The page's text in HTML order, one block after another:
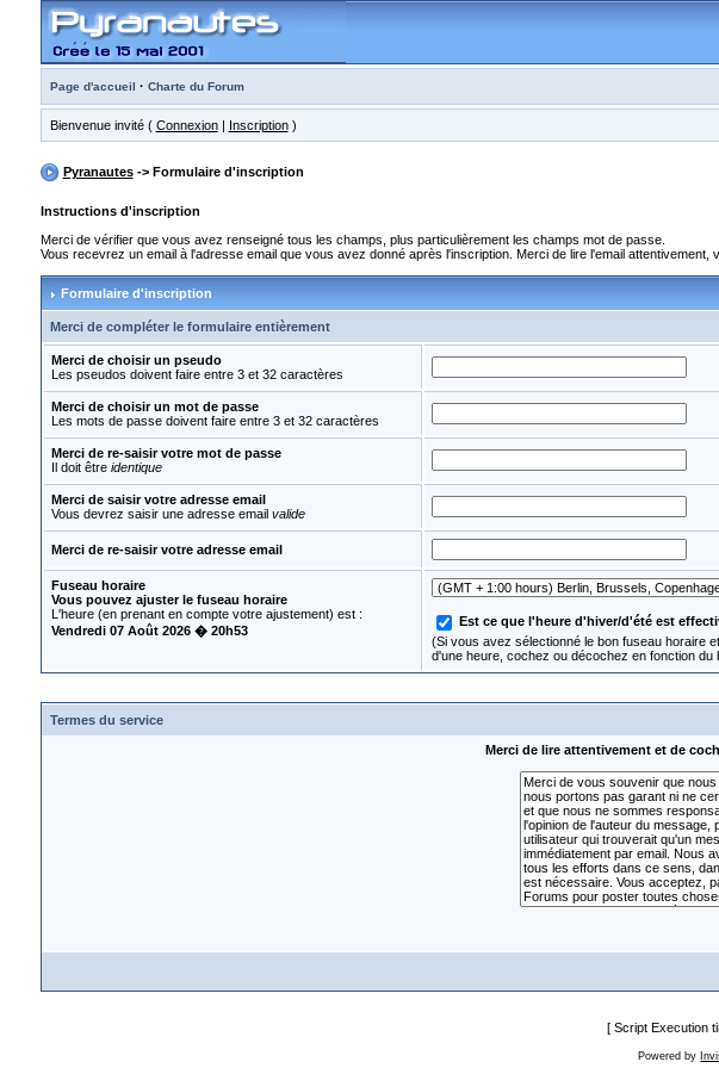
Page d'accueil · Charte du Forum
Bienvenue invité ( Connexion| Inscription)
Pyranautes-> Formulaire d'inscription
Instructions d'inscription
Merci de vérifier que vous avez renseigné tous les champs, plus particulièrement les champs mot de passe.
Vous recevrez un email à l'adresse email que vous avez donné après l'inscription. Merci de lire l'email
Formulaire d'inscription
Merci de compléter le formulaire entièrement
Merci de choisir un pseudo
Les pseudos doivent faire entre 3 et 32 caractères
Merci de choisir un mot de passe
Les mots de passe doivent faire entre 3 et 32 caractères
Merci de re-saisir votre mot de passe
Il doit être identique
Merci de saisir votre adresse email
Vous devrez saisir une adresse email valide
Merci de re-saisir votre adresse email
Fuseau horaire
Vous pouvez ajuster le fuseau horaire
L'heure (en prenant en compte votre ajustement) est :
Vendredi 07 Août 2026 � 20h53
Est ce que l'heure d'hiver/d'été est
(Si vous avez sélectionné le bon fuseau horaire
d'une heure, cochez ou décochez en fonction du
Termes du service
Merci de lire attentivement et de
[ Script Execution
Powered by